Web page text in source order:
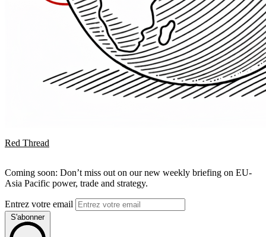
Red Thread
Coming soon: Don’t miss out on our new weekly briefing on EU-
Asia Pacific power, trade and strategy.
Entrez votre email
S'abonner